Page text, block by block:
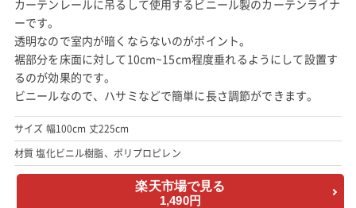
カーテンレールに吊るして使用するビニール製のカーテンライナ
ーです。
透明なので室内が暗くならないのがポイント。
裾部分を床面に対して10cm~15cm程度垂れるようにして設置す
るのが効果的です。
ビニールなので、ハサミなどで簡単に長さ調節ができます。
サイズ 幅100cm 丈225cm
材質 塩化ビニル樹脂、ポリプロピレン
楽天市場で見る
1,490円